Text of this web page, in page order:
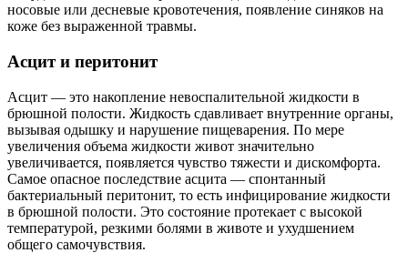
носовые или десневые кровотечения, появление синяков на
коже без выраженной травмы.
Асцит и перитонит
Асцит — это накопление невоспалительной жидкости в
брюшной полости. Жидкость сдавливает внутренние органы,
вызывая одышку и нарушение пищеварения. По мере
увеличения объема жидкости живот значительно
увеличивается, появляется чувство тяжести и дискомфорта.
Самое опасное последствие асцита — спонтанный
бактериальный перитонит, то есть инфицирование жидкости
в брюшной полости. Это состояние протекает с высокой
температурой, резкими болями в животе и ухудшением
общего самочувствия.